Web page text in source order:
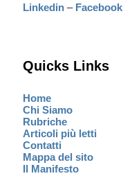
Linkedin – Facebook
Quicks Links
Home
Chi Siamo
Rubriche
Articoli più letti
Contatti
Mappa del sito
Il Manifesto